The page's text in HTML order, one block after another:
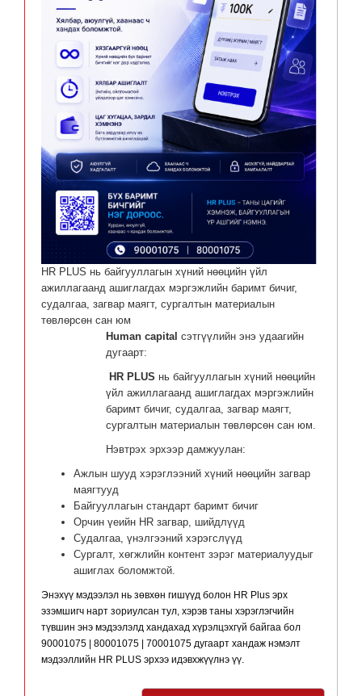
HR PLUS нь байгууллагын хүний нөөцийн үйл
ажиллагаанд ашиглагдах мэргэжлийн баримт бичиг,
судалгаа, загвар маягт, сургалтын материалын
төвлөрсөн сан юм
Human capital сэтгүүлийн энэ удаагийн
дугаарт:
HR PLUS нь байгууллагын хүний нөөцийн
үйл ажиллагаанд ашиглагдах мэргэжлийн
баримт бичиг, судалгаа, загвар маягт,
сургалтын материалын төвлөрсөн сан юм.
Нэвтрэх эрхээр дамжуулан:
Ажлын шууд хэрэглээний хүний нөөцийн загвар
маягтууд
Байгууллагын стандарт баримт бичиг
Орчин үеийн HR загвар, шийдлүүд
Судалгаа, үнэлгээний хэрэгслүүд
Сургалт, хөгжлийн контент зэрэг материалуудыг
ашиглах боломжтой.
Энэхүү мэдээлэл нь зөвхөн гишүүд болон HR Plus эрх
эзэмшигч нарт зориулсан тул, хэрэв таны хэрэглэгчийн
түвшин энэ мэдээлэлд хандахад хүрэлцэхгүй байгаа бол
90001075 | 80001075 | 70001075 дугаарт хандаж нэмэлт
мэдээллийн HR PLUS эрхээ идэвхжүүлнэ үү.